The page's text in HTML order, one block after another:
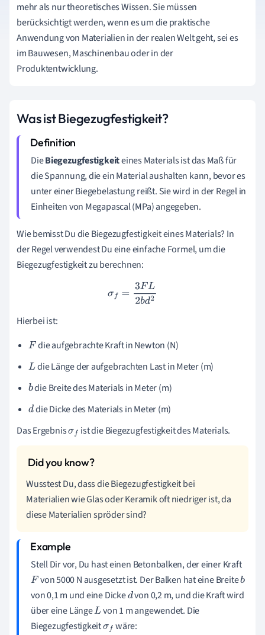
mehr als nur theoretisches Wissen. Sie müssen
berücksichtigt werden, wenn es um die praktische
Anwendung von Materialien in der realen Welt geht, sei es
im Bauwesen, Maschinenbau oder in der
Produktentwicklung.
Was ist Biegezugfestigkeit?
DieBiegezugfestigkeiteines Materials ist das Maß für
die Spannung, die ein Material aushalten kann, bevor es
unter einer Biegebelastung reißt. Sie wird in der Regel in
Einheiten von Megapascal (MPa) angegeben.
Wie bemisst Du die Biegezugfestigkeit eines Materials? In
der Regel verwendest Du eine einfache Formel, um die
Biegezugfestigkeit zu berechnen:
σf=3F L2bd2
Hierbei ist:
F die aufgebrachte Kraft in Newton (N)
L die Länge der aufgebrachten Last in Meter (m)
bdie Breite des Materials in Meter (m)
ddie Dicke des Materials in Meter (m)
Das Ergebnisσf ist die Biegezugfestigkeit des Materials.
Wusstest Du, dass die Biegezugfestigkeit bei
Materialien wie Glas oder Keramik oft niedriger ist, da
diese Materialien spröder sind?
Stell Dir vor, Du hast einen Betonbalken, der einer Kraft
F von 5000 N ausgesetzt ist. Der Balken hat eine Breiteb
von 0,1 m und eine Dickedvon 0,2 m, und die Kraft wird
über eine LängeL von 1 m angewendet. Die
Biegezugfestigkeitσf wäre: